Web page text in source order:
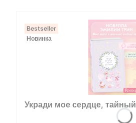
Bestseller
Новинка
Укради мое сердце,